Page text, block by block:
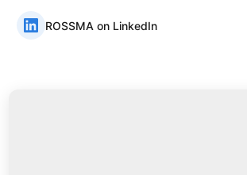
ROSSMA on LinkedIn